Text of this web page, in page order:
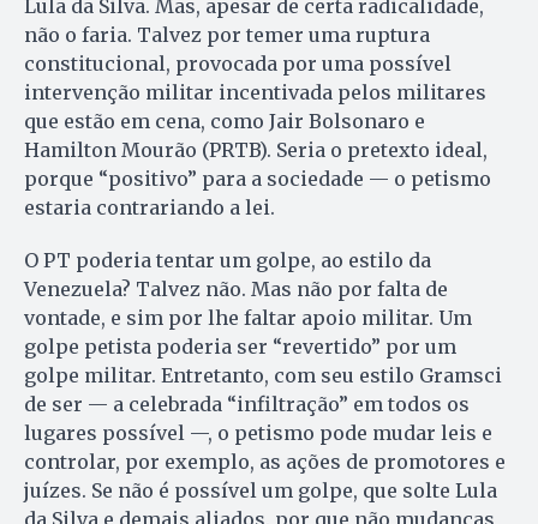
Lula da Silva. Mas, apesar de certa radicalidade,
não o faria. Talvez por temer uma ruptura
constitucional, provocada por uma possível
intervenção militar incentivada pelos militares
que estão em cena, como Jair Bolsonaro e
Hamilton Mourão (PRTB). Seria o pretexto ideal,
porque “positivo” para a sociedade — o petismo
estaria contrariando a lei.
O PT poderia tentar um golpe, ao estilo da
Venezuela? Talvez não. Mas não por falta de
vontade, e sim por lhe faltar apoio militar. Um
golpe petista poderia ser “revertido” por um
golpe militar. Entretanto, com seu estilo Gramsci
de ser — a celebrada “infiltração” em todos os
lugares possível —, o petismo pode mudar leis e
controlar, por exemplo, as ações de promotores e
juízes. Se não é possível um golpe, que solte Lula